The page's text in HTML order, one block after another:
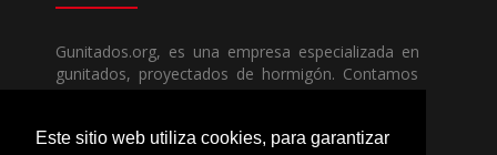
Este sitio web utiliza cookies, para garantizar
Gunitados.org, es una empresa especializada en
gunitados, proyectados de hormigón. Contamos
con todos los medios humanos y técnicos, para
competencia.